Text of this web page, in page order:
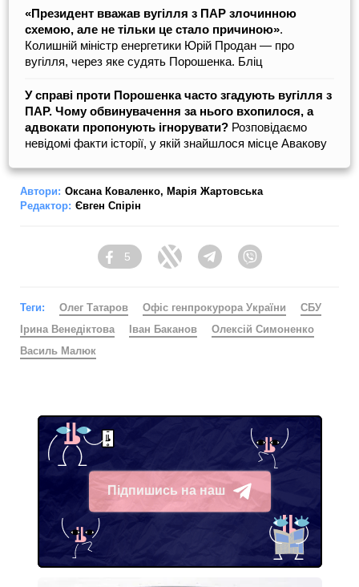
«Президент вважав вугілля з ПАР злочинною
схемою, але не тільки це стало причиною».
Колишній міністр енергетики Юрій Продан — про
вугілля, через яке судять Порошенка. Бліц
У справі проти Порошенка часто згадують вугілля з
ПАР. Чому обвинувачення за нього вхопилося, а
адвокати пропонують ігнорувати? Розповідаємо
невідомі факти історії, у якій знайшлося місце Авакову
Автори: Оксана Коваленко, Марія Жартовська
Редактор: Євген Спірін
Facebook
5
Twitter TelegramViber
Теги: Олег Татаров Офіс генпрокурора України
СБУ
Ірина Венедіктова
Іван Баканов
Олексій Симоненко
Василь Малюк
Підпишись на наш
Telegram